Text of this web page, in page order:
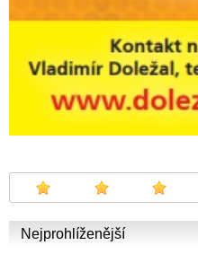
Nejprohlíženější